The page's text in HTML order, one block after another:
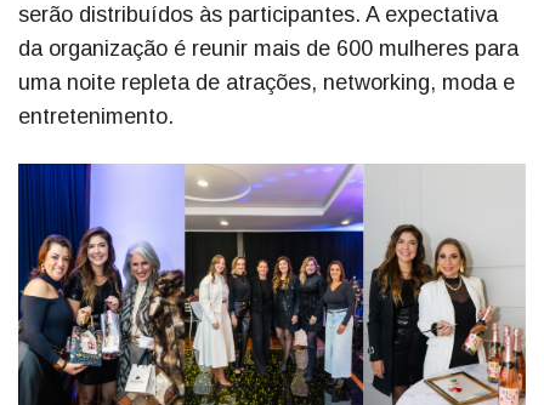
serão distribuídos às participantes. A expectativa
da organização é reunir mais de 600 mulheres para
uma noite repleta de atrações, networking, moda e
entretenimento.